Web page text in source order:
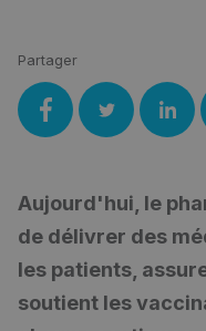
Partager
Aujourd'hui, le
de délivrer des
les patients,
soutient les